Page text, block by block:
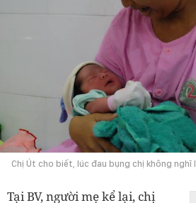
Chị Út cho biết, lúc đau bụng chị không nghĩ
Tại BV, người mẹ kể lại, chị